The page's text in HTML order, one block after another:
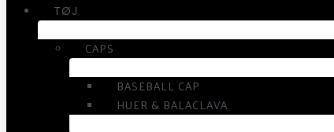
TØJ
CAPS
BASEBALL CAP
HUER & BALACLAVA